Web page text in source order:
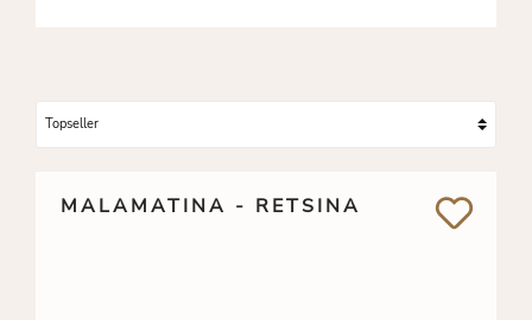
MALAMATINA - RETSINA